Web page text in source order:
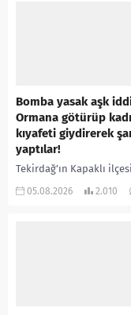
Bomba yasak aşk
Ormana götürüp
kıyafeti giydirerek
yaptılar!
Tekirdağ’ın Kapaklı
bir kişiyi, arkadaşının
05.08.2026 2.010